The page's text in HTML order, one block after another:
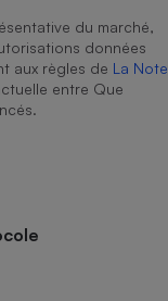
du marché,
données
aux règles de La Note
entre Que